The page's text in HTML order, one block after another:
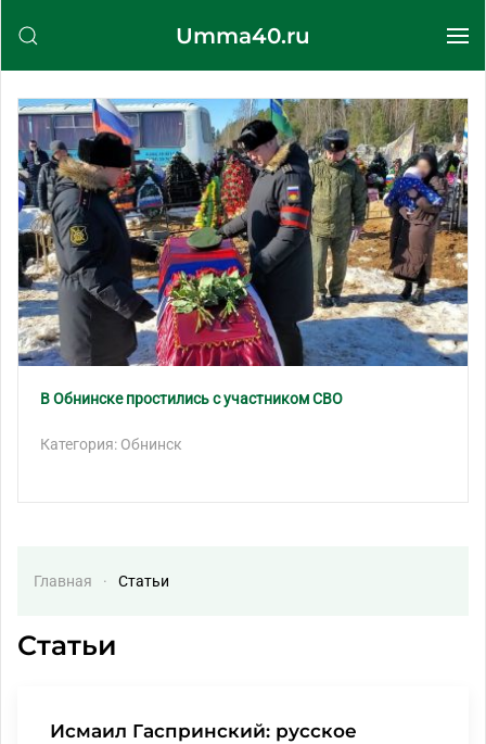
Umma40.ru
В Обнинске простились с участником СВО
Категория: Обнинск
Главная Статьи
Статьи
Исмаил Гаспринский: русское